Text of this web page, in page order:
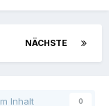
NÄCHSTE
Inhalt 0